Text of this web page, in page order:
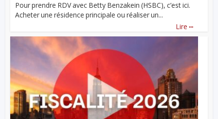
Pour prendre RDV avec Betty Benzakein (HSBC), c’est ici.
Acheter une résidence principale ou réaliser un...
Lire ...